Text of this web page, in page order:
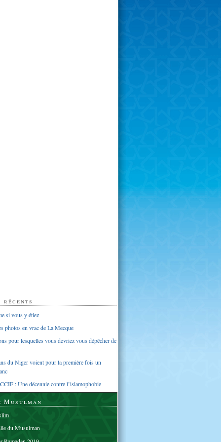
si vous y étiez
photos en vrac de La Mecque
pour lesquelles vous devriez vous dépêcher de
du Niger voient pour la première fois un
: Une décennie contre l’islamophobie
Musulman
du Musulman